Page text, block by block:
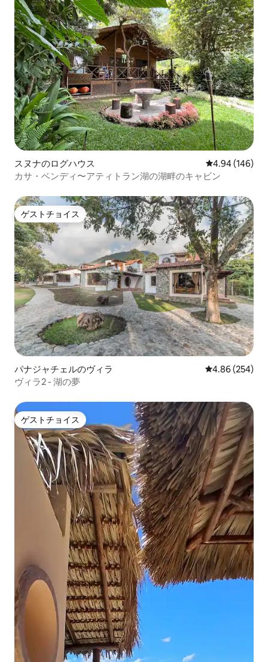
スヌナのログハウス レビュー146
4.94 (146)
カサ・ベンディ〜アティトラン湖の湖畔のキャビン
ゲストチョイス
ゲストチョイス
パナジャチェルのヴィラ レビュー254
4.86 (254)
ヴィラ2 - 湖の夢
ゲストチョイス
ゲストチョイス